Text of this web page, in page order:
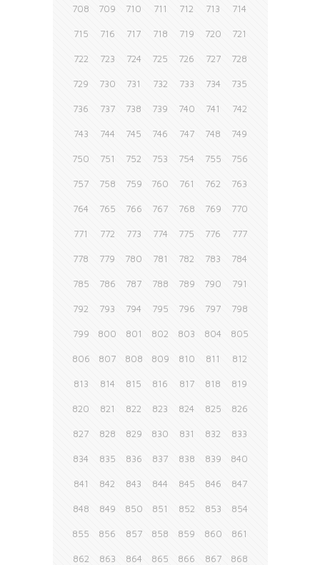
708 709 710 711 712 713 714
715 716 717 718 719 720 721
722 723 724 725 726 727 728
729 730 731 732 733 734 735
736 737 738 739 740 741 742
743 744 745 746 747 748 749
750 751 752 753 754 755 756
757 758 759 760 761 762 763
764 765 766 767 768 769 770
771 772 773 774 775 776 777
778 779 780 781 782 783 784
785 786 787 788 789 790 791
792 793 794 795 796 797 798
799 800 801 802 803 804 805
806 807 808 809 810 811 812
813 814 815 816 817 818 819
820 821 822 823 824 825 826
827 828 829 830 831 832 833
834 835 836 837 838 839 840
841 842 843 844 845 846 847
848 849 850 851 852 853 854
855 856 857 858 859 860 861
862 863 864 865 866 867 868